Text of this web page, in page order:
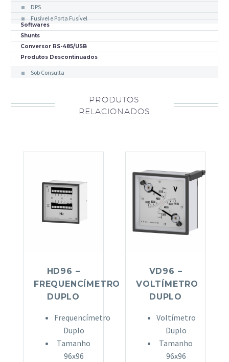
DPS
Fusível e Porta Fusível
Softwares
Shunts
Conversor RS-485/USB
Produtos Descontinuados
Sob Consulta
PRODUTOS
RELACIONADOS
HD96 –
FREQUENCÍMETRO
DUPLO
Frequencímetro
Duplo
Tamanho
96x96
VD96 –
VOLTÍMETRO
DUPLO
Voltímetro
Duplo
Tamanho
96x96